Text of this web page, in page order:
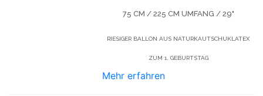
75 CM / 225 CM UMFANG / 29"
RIESIGER BALLON AUS NATURKAUTSCHUKLATEX
ZUM 1. GEBURTSTAG
Mehr erfahren